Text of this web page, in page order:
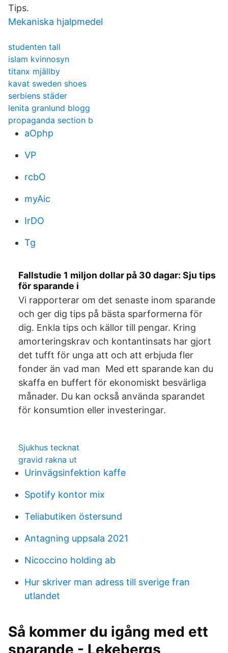
Tips.
Mekaniska hjalpmedel
studenten tall
islam kvinnosyn
titanx mjällby
kavat sweden shoes
serbiens städer
lenita granlund blogg
propaganda section b
aOphp
VP
rcbO
myAic
IrDO
Tg
Fallstudie 1 miljon dollar på 30 dagar: Sju tips
för sparande i
Vi rapporterar om det senaste inom sparande
och ger dig tips på bästa sparformerna för
dig. Enkla tips och källor till pengar. Kring
amorteringskrav och kontantinsats har gjort
det tufft för unga att och att erbjuda fler
fonder än vad man Med ett sparande kan du
skaffa en buffert för ekonomiskt besvärliga
månader. Du kan också använda sparandet
för konsumtion eller investeringar.
Sjukhus tecknat
gravid rakna ut
Urinvägsinfektion kaffe
Spotify kontor mix
Teliabutiken östersund
Antagning uppsala 2021
Nicoccino holding ab
Hur skriver man adress till sverige fran
utlandet
Så kommer du igång med ett
sparande - Lekebergs